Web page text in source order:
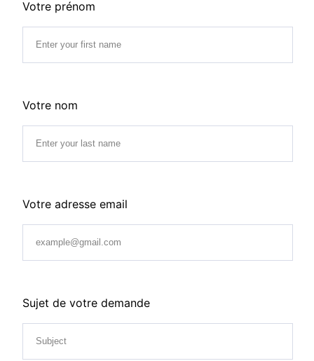
Votre prénom
Votre nom
Votre adresse email
Sujet de votre demande